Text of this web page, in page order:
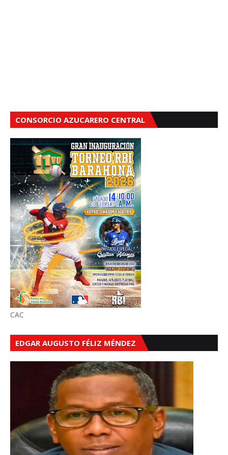
CONSORCIO AZUCARERO CENTRAL
CAC
EDGAR AUGUSTO FÉLIZ MÉNDEZ